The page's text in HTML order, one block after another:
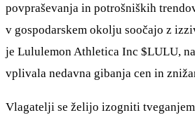
povpraševanja in potrošniških
v gospodarskem okolju soočajo z
je Lululemon Athletica Inc $LULU,
vplivala nedavna gibanja cen in
Vlagatelji se želijo izogniti